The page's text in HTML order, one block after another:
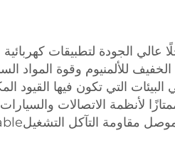
عالي الجودة لتطبيقات
للألمنيوم وقوة المواد
التي تكون فيها القيود
لأنظمة الاتصالات